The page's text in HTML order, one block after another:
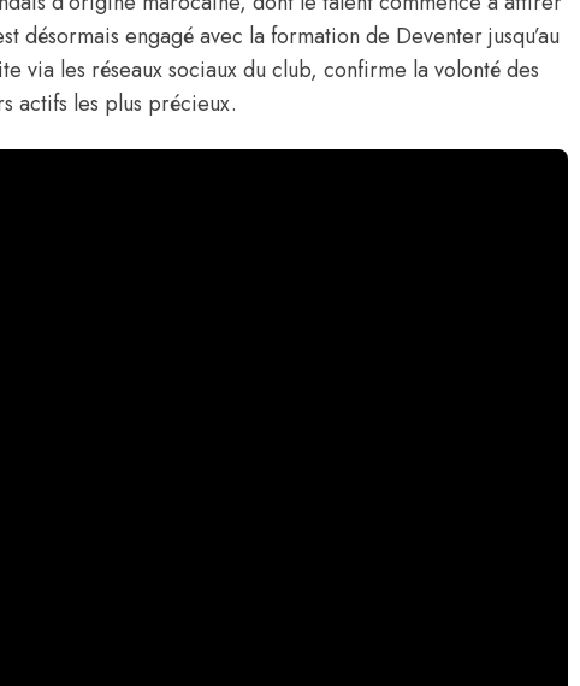
désormais engagé avec la formation de Deventer jusqu’au
via les réseaux sociaux du club, confirme la volonté des
actifs les plus précieux.